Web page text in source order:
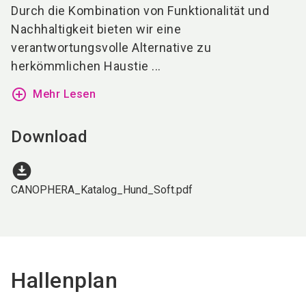
Durch die Kombination von Funktionalität und
Nachhaltigkeit bieten wir eine
verantwortungsvolle Alternative zu
herkömmlichen Haustie ...
add_circle_outline Mehr Lesen
Download
download_for_offline
CANOPHERA_Katalog_Hund_Soft.pdf
Hallenplan